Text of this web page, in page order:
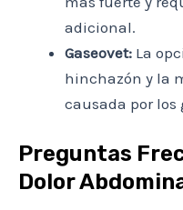
adicional.
Gaseovet: La
hinchazón y la
causada por los
Preguntas
Dolor